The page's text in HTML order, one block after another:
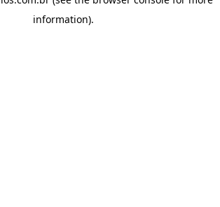
information).